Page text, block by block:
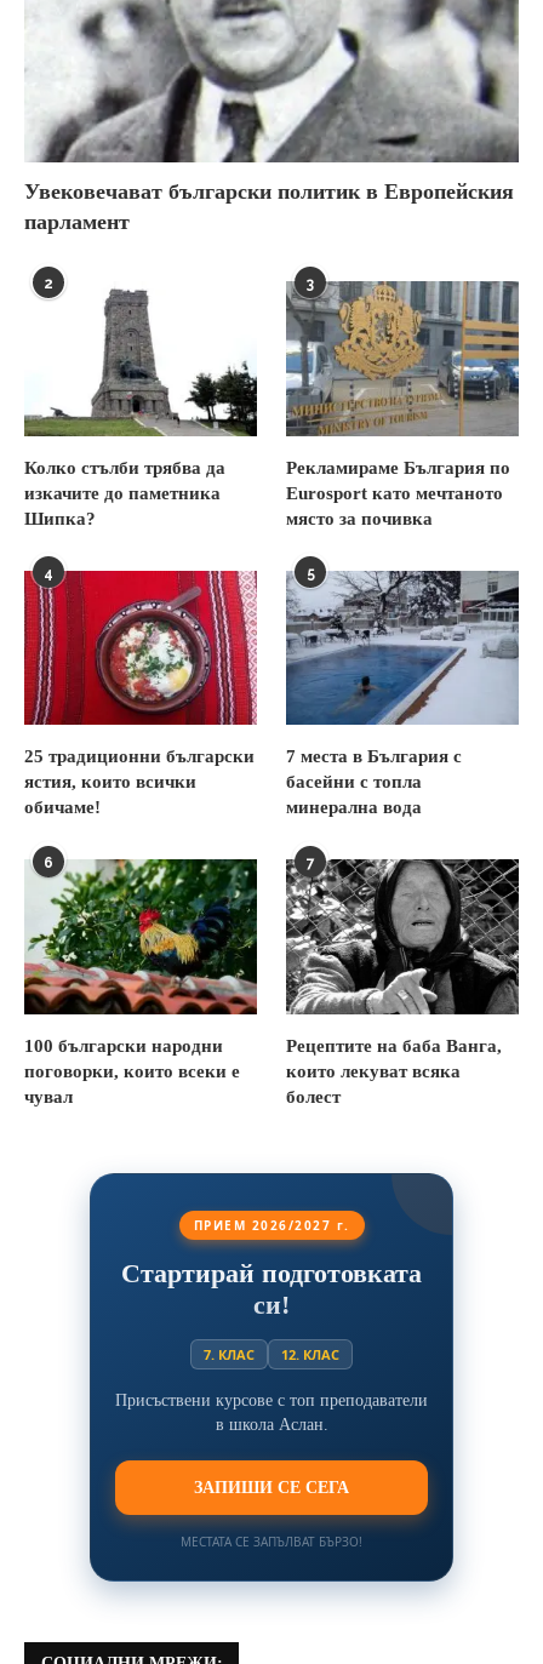
Увековечават български политик в Европейския
парламент
2
Колко стълби трябва да
изкачите до паметника
Шипка?
3
Рекламираме България по
Eurosport като мечтаното
място за почивка
4
25 традиционни български
ястия, които всички
обичаме!
5
7 места в България с
басейни с топла
минерална вода
6
100 български народни
поговорки, които всеки е
чувал
7
Рецептите на баба Ванга,
които лекуват всяка
болест
ПРИЕМ 2026/2027 г.
Стартирай подготовката
си!
7. КЛАС 12. КЛАС
Присъствени курсове с топ преподаватели
в школа Аслан.
ЗАПИШИ СЕ СЕГА
МЕСТАТА СЕ ЗАПЪЛВАТ БЪРЗО!